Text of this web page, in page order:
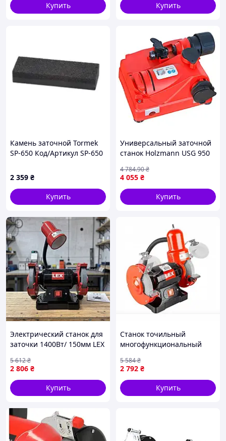
Купить
Купить
Камень заточной Tormek
SP-650 Код/Артикул SP-650
2 359 ₴
Купить
Универсальный заточной
станок Holzmann USG 950
4 055 ₴
4 784.90₴
Купить
Электрический станок для
заточки 1400Вт/ 150мм LEX
шлифовальный станок по
металлу, Точило гриндер,
ZLT
2 806 ₴
5 612₴
Купить
Станок точильный
многофункциональный
(Польша), Станок
точильный электрический,
FRC
2 792 ₴
5 584₴
Купить